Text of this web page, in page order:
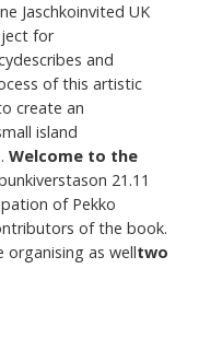
Jaschkoinvited UK
for
and
of this artistic
create an
island
Welcome to the
21.11
of Pekko
of the book.
organising as welltwo